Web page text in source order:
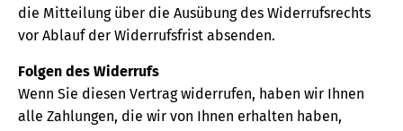
die Mitteilung über die Ausübung des Widerrufsrechts
vor Ablauf der Widerrufsfrist absenden.
Folgen des Widerrufs
Wenn Sie diesen Vertrag widerrufen, haben wir Ihnen
alle Zahlungen, die wir von Ihnen erhalten haben,